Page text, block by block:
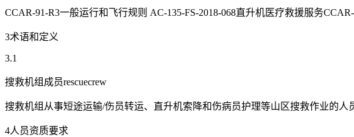
CCAR-91-R3一般运行和飞行规则 AC-135-FS-2018-068直升机医疗救援服务
3术语和定义
3.1
搜救机组成员rescuecrew
搜救机组从事短途运输/伤员转运、直升机索降和伤病员护理等山区搜救作业的
4人员资质要求